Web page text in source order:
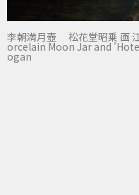
李朝満月壺 松花堂昭乗 画
orcelain Moon Jar and
ogan